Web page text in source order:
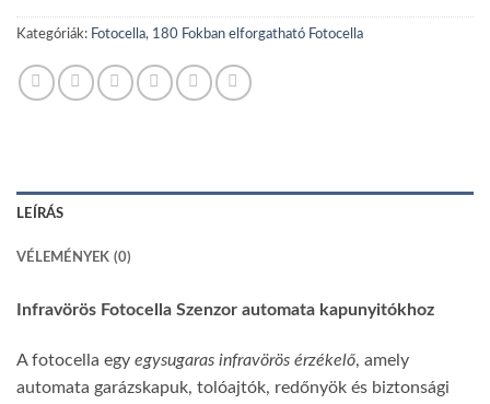
Kategóriák: Fotocella, 180 Fokban elforgatható Fotocella
LEÍRÁS
VÉLEMÉNYEK (0)
Infravörös Fotocella Szenzor automata kapunyitókhoz
A fotocella egy egysugaras infravörös érzékelő, amely
automata garázskapuk, tolóajtók, redőnyök és biztonsági